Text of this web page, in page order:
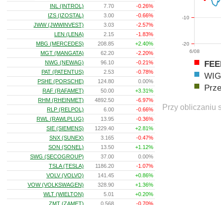
6/08
-20
-10
WIG
Przy obliczaniu
INL (INTROL)
7.70
-0.26%
IZS (IZOSTAL)
3.00
-0.66%
JWW (JWWINVEST)
3.03
-2.57%
LEN (LENA)
2.15
-1.83%
MBG (MERCEDES)
208.85
+2.40%
MGT (MANGATA)
62.20
-2.20%
NWG (NEWAG)
96.10
-0.21%
PAT (PATENTUS)
2.53
-0.78%
PSHE (PORSCHE)
124.80
0.00%
RAF (RAFAMET)
50.00
+3.31%
RHM (RHEINMET)
4892.50
-6.97%
RLP (RELPOL)
6.00
-0.66%
RWL (RAWLPLUG)
13.95
-0.36%
SIE (SIEMENS)
1229.40
+2.81%
SNX (SUNEX)
3.165
-0.47%
SON (SONEL)
13.50
+1.12%
SWG (SECOGROUP)
37.00
0.00%
TSLA (TESLA)
1186.20
-1.07%
VOLV (VOLVO)
141.45
+0.86%
VOW (VOLKSWAGEN)
328.90
+1.36%
WLT (WIELTON)
5.01
+0.20%
ZMT (ZAMET)
0.568
-0.70%